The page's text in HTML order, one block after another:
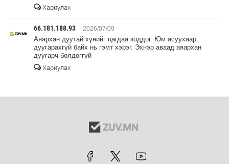
Хариулах
66.181.188.93 2026/07/09
Аяархан дуутай хүнийг цагдаа зоддог. Юм асуухаар
дуугарахгүй байх нь гэмт хэрэг. Эхнэр аваад аяархан
дуугарч болдоггүй
Хариулах